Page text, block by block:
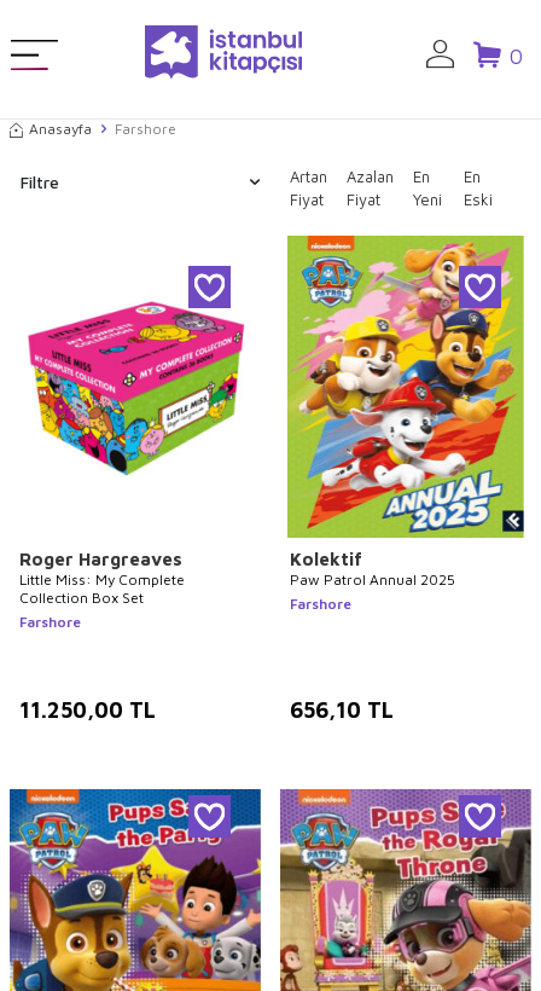
0
Anasayfa Farshore
Filtre
Artan
Fiyat
Azalan
Fiyat
En
Yeni
En
Eski
Roger Hargreaves
Little Miss: My Complete
Collection Box Set
Farshore
11.250,00 TL
Kolektif
Paw Patrol Annual 2025
Farshore
656,10 TL